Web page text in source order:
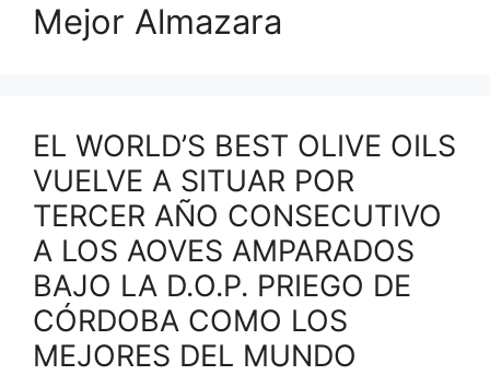
Mejor Almazara
EL WORLD’S BEST OLIVE OILS
VUELVE A SITUAR POR
TERCER AÑO CONSECUTIVO
A LOS AOVES AMPARADOS
BAJO LA D.O.P. PRIEGO DE
CÓRDOBA COMO LOS
MEJORES DEL MUNDO